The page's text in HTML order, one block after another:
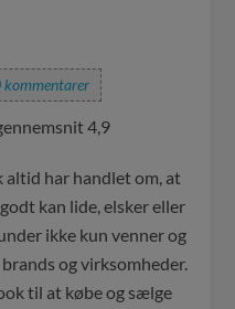
kommentarer
4,9
altid har handlet om, at
kan lide, elsker eller
ikke kun venner og
og virksomheder.
til at købe og sælge